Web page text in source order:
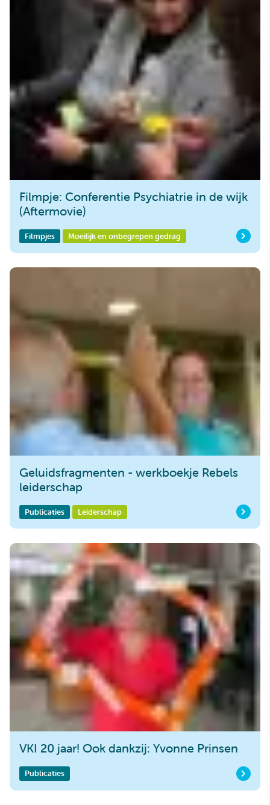
Filmpje: Conferentie Psychiatrie in de wijk
(Aftermovie)
Filmpjes Moeilijk en onbegrepen gedrag
Geluidsfragmenten - werkboekje Rebels
leiderschap
Publicaties Leiderschap
VKI 20 jaar! Ook dankzij: Yvonne Prinsen
Publicaties